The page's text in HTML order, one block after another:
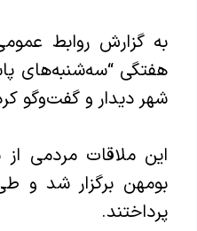
به گزارش روابط
هفتگی “سه‌شنبه‌های
شهر دیدار و گفت‌وگو
بومهن برگزار شد و
پرداختند.